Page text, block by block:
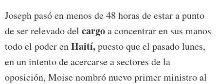
Joseph pasó en menos de 48 horas de estar a punto
de ser relevado del cargoa concentrar en sus manos
todo el poder enHaití,puesto que el pasado lunes,
en un intento de acercarse a sectores de la
oposición, Moise nombró nuevo primer ministro al